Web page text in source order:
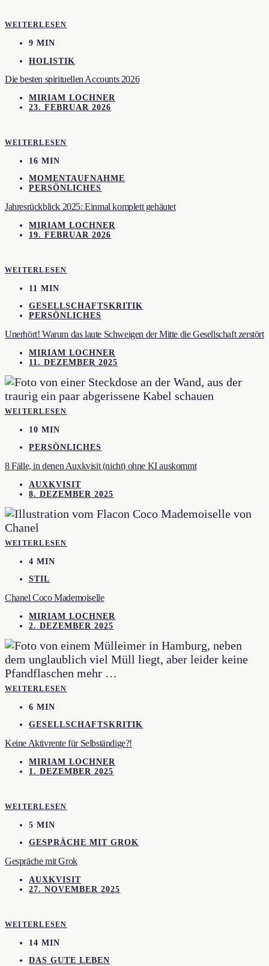
WEITERLESEN
9 MIN
HOLISTIK
Die besten spirituellen Accounts 2026
MIRIAM LOCHNER
23. FEBRUAR 2026
WEITERLESEN
16 MIN
MOMENTAUFNAHME
PERSÖNLICHES
Jahresrückblick 2025: Einmal komplett gehäutet
MIRIAM LOCHNER
19. FEBRUAR 2026
WEITERLESEN
11 MIN
GESELLSCHAFTSKRITIK
PERSÖNLICHES
Unerhört! Warum das laute Schweigen der Mitte die Gesellschaft zerstört
MIRIAM LOCHNER
11. DEZEMBER 2025
WEITERLESEN
10 MIN
PERSÖNLICHES
8 Fälle, in denen Auxkvisit (nicht) ohne KI auskommt
AUXKVISIT
8. DEZEMBER 2025
WEITERLESEN
4 MIN
STIL
Chanel Coco Mademoiselle
MIRIAM LOCHNER
2. DEZEMBER 2025
WEITERLESEN
6 MIN
GESELLSCHAFTSKRITIK
Keine Aktivrente für Selbständige?!
MIRIAM LOCHNER
1. DEZEMBER 2025
WEITERLESEN
5 MIN
GESPRÄCHE MIT GROK
Gespräche mit Grok
AUXKVISIT
27. NOVEMBER 2025
WEITERLESEN
14 MIN
DAS GUTE LEBEN